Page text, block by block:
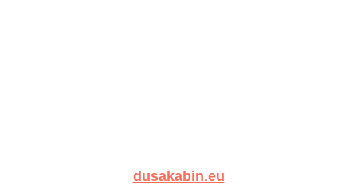
dusakabin.eu